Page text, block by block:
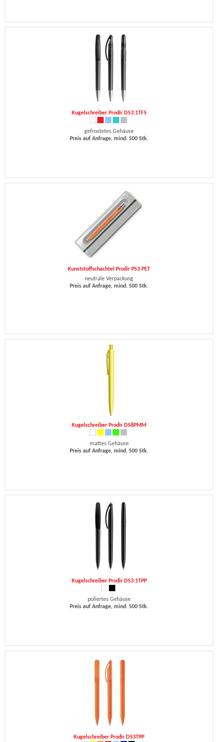
Kugelschreiber Prodir DS3.1TFS
gefrostetes Gehäuse
Preis auf Anfrage, mind. 500 Stk.
Kunststoffschachtel Prodir PS3 PET
neutrale Verpackung
Preis auf Anfrage, mind. 500 Stk.
Kugelschreiber Prodir DS8PMM
mattes Gehäuse
Preis auf Anfrage, mind. 500 Stk.
Kugelschreiber Prodir DS3.1TPP
poliertes Gehäuse
Preis auf Anfrage, mind. 500 Stk.
Kugelschreiber Prodir DS3TPP